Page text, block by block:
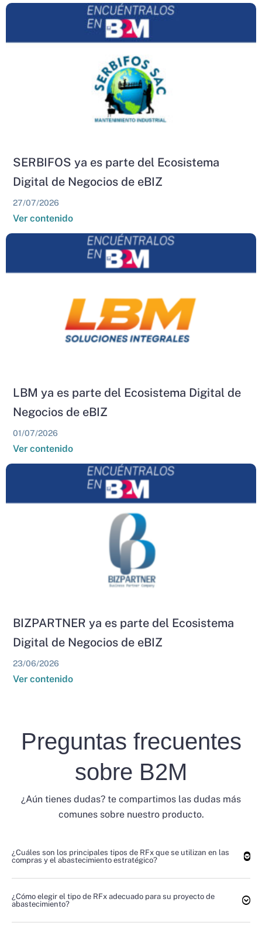
SERBIFOS ya es parte del Ecosistema
Digital de Negocios de eBIZ
27/07/2026
Ver contenido
LBM ya es parte del Ecosistema Digital de
Negocios de eBIZ
01/07/2026
Ver contenido
BIZPARTNER ya es parte del Ecosistema
Digital de Negocios de eBIZ
23/06/2026
Ver contenido
Preguntas frecuentes
sobre B2M
¿Aún tienes dudas? te compartimos las dudas más
comunes sobre nuestro producto.
¿Cuáles son los principales tipos de RFx que se utilizan en las
compras y el abastecimiento estratégico?
¿Cómo elegir el tipo de RFx adecuado para su proyecto de
abastecimiento?